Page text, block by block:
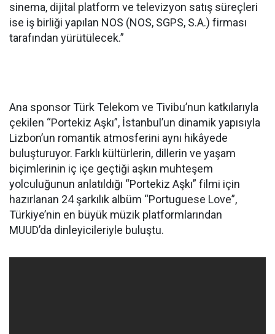
sinema, dijital platform ve televizyon satış süreçleri
ise iş birliği yapılan NOS (NOS, SGPS, S.A.) firması
tarafından yürütülecek.”
Ana sponsor Türk Telekom ve Tivibu’nun katkılarıyla
çekilen “Portekiz Aşkı”, İstanbul’un dinamik yapısıyla
Lizbon’un romantik atmosferini aynı hikâyede
buluşturuyor. Farklı kültürlerin, dillerin ve yaşam
biçimlerinin iç içe geçtiği aşkın muhteşem
yolculuğunun anlatıldığı “Portekiz Aşkı” filmi için
hazırlanan 24 şarkılık albüm “Portuguese Love”,
Türkiye’nin en büyük müzik platformlarından
MUUD’da dinleyicileriyle buluştu.